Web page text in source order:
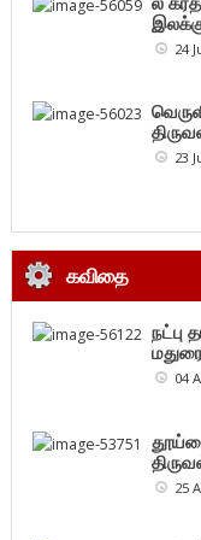
24
23
கவிதை
நட்பு
04
25